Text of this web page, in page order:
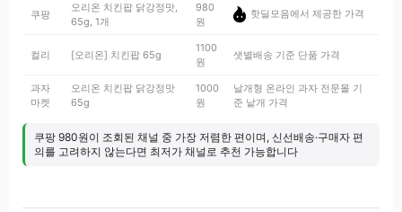
쿠팡
오리온 치킨팝 닭강정맛,
65g, 1개
980
원
핫딜모음에서 제공한 가격
컬리 [오리온] 치킨팝 65g
1100
원
샛별배송 기준 단품 가격
과자
마켓
오리온 치킨팝 닭강정맛
65g
1000
원
날개형 온라인 과자 전문몰 기
준 낱개 가격
쿠팡 980원이 조회된 채널 중 가장 저렴한 편이며, 신선배송·구매자 편
의를 고려하지 않는다면 최저가 채널로 추천 가능합니다